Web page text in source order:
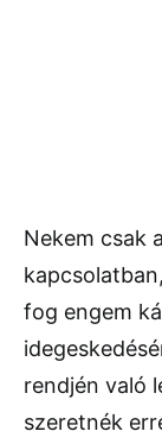
Nekem csak
fog engem
rendjén való
szeretnék